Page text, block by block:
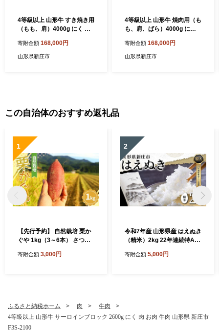
4等級以上 山形牛 すき焼き用
（もも、肩）4000g にく 肉
-2101
寄附金額 168,000円
山形県新庄市
4等級以上 山形牛 焼肉用（も
も、肩、ばら）4000g にく
3S-2102
寄附金額 168,000円
山形県新庄市
この自治体のおすすめ返礼品
1
【先行予約】 自然栽培 栗か
ぐや 1kg（3～6本） さつま
庄市 F3S-2636
寄附金額 3,000円
2
令和7年産 山形県産 はえぬき
（精米）2kg 22年連続特A受
庄市 F3S-2648
寄附金額 5,000円
ふるさと納税ホーム 肉
牛肉
4等級以上 山形牛 サーロインブロック 2600g にく 肉 お肉 牛肉 山形県 新庄市
F3S-2100